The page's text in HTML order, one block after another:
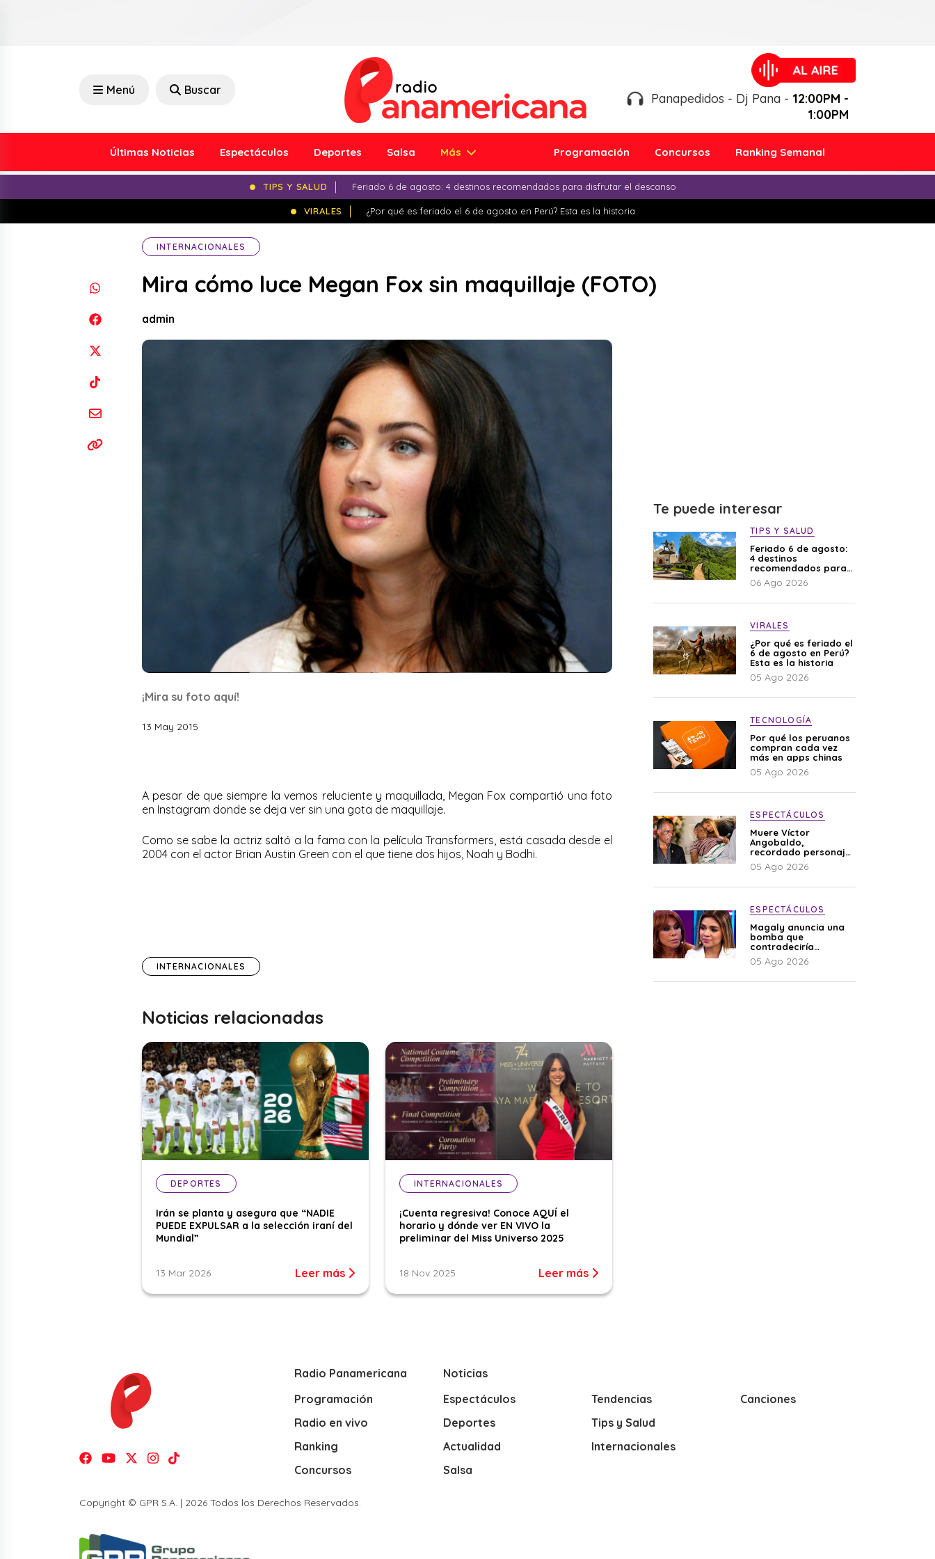
Menú Buscar
Panapedidos - Dj Pana - 12:00PM -
1:00PM
Últimas Noticias Espectáculos Deportes Salsa Más Programación Concursos Ranking Semanal
TIPS Y SALUD Feriado 6 de agosto: 4 destinos recomendados para disfrutar el descanso
VIRALES ¿Por qué es feriado el 6 de agosto en Perú? Esta es la historia
INTERNACIONALES
Mira cómo luce Megan Fox sin maquillaje (FOTO)
admin
¡Mira su foto aquí!
13 May 2015
A pesar de que siempre la vemos reluciente y maquillada, Megan Fox compartió una foto
en Instagram donde se deja ver sin una gota de maquillaje.
Como se sabe la actriz saltó a la fama con la película Transformers, está casada desde el
2004 con el actor Brian Austin Green con el que tiene dos hijos, Noah y Bodhi.
INTERNACIONALES
Noticias relacionadas
DEPORTES
Irán se planta y asegura que “NADIE
PUEDE EXPULSAR a la selección iraní del
Mundial”
13 Mar 2026 Leer más
INTERNACIONALES
¡Cuenta regresiva! Conoce AQUÍ el
horario y dónde ver EN VIVO la
preliminar del Miss Universo 2025
18 Nov 2025 Leer más
Te puede interesar
TIPS Y SALUD
Feriado 6 de agosto:
4 destinos
recomendados para
disfrutar el descanso
06 Ago 2026
VIRALES
¿Por qué es feriado el
6 de agosto en Perú?
Esta es la historia
05 Ago 2026
TECNOLOGÍA
Por qué los peruanos
compran cada vez
más en apps chinas
05 Ago 2026
ESPECTÁCULOS
Muere Víctor
Angobaldo,
recordado personaje
de la farándula y
expareja de Shirley
05 Ago 2026
ESPECTÁCULOS
Magaly anuncia una
bomba que
contradeciría
comunicado de La
Bella Luz: “Hay un
05 Ago 2026
Radio Panamericana
Programación
Radio en vivo
Ranking
Concursos
Noticias
Espectáculos
Deportes
Actualidad
Salsa
Tendencias
Tips y Salud
Internacionales
Canciones
Copyright © GPR S.A. | 2026 Todos los Derechos Reservados.